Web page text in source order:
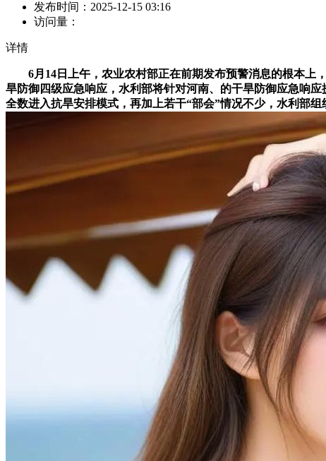
发布时间： 2025-12-15 03:16
访问量：
详情
6月14日上午，农业农村部正在前期发布预警消息的根本上
旱防御四级应急响应，水利部将针对河南、的干旱防御应急响
全数进入抗旱安排模式，再加上若干“部会”情况不少，水利部组